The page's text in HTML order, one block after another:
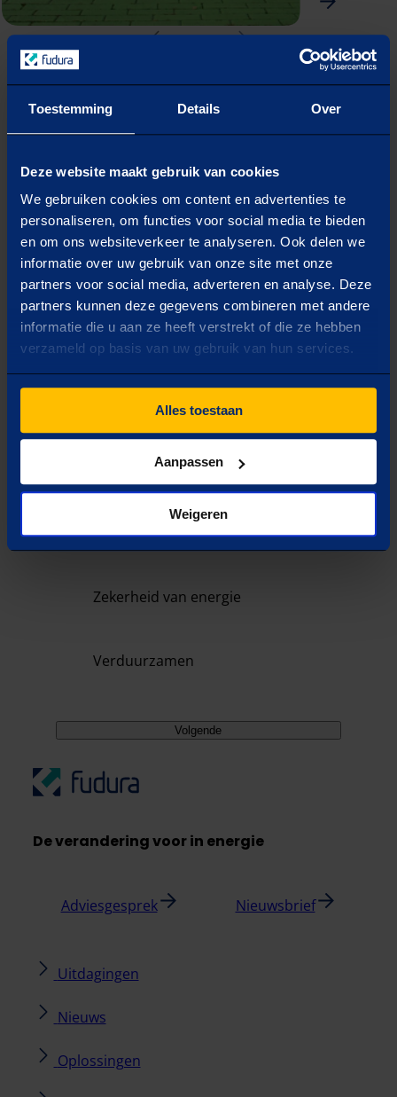
Toestemming Details Over
Deze website maakt gebruik van cookies
We gebruiken cookies om content en advertenties te
personaliseren, om functies voor social media te bieden
en om ons websiteverkeer te analyseren. Ook delen we
informatie over uw gebruik van onze site met onze
partners voor social media, adverteren en analyse. Deze
partners kunnen deze gegevens combineren met andere
informatie die u aan ze heeft verstrekt of die ze hebben
verzameld op basis van uw gebruik van hun services.
Alles toestaan
Aanpassen
Weigeren
Snellaadplein bij Heracles Almelo open
vorige
1
Volgende
Benieuwd welke case het beste aansluit bij
jouw situatie? In slechts 4 korte vragen
ontvang je hierondereen passende
klantcase op maat.
Ontvang een case
die bij jouw situatie
past
VRAAG1 /4
Wat is jouw doel?
Selecteer één optie
Capaciteit uitbreiden
Inzicht in verbruik
Zekerheid van energie
Verduurzamen
Volgende
De verandering voor in energie
Adviesgesprek Nieuwsbrief
Uitdagingen
Nieuws
Oplossingen